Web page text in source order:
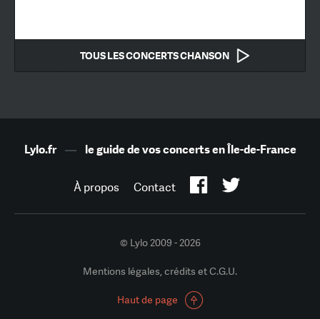
TOUS LES CONCERTS CHANSON
Lylo.fr— le guide de vos concerts en Île-de-France
À propos Contact
© Lylo 2009 - 2026
Mentions légales, crédits et C.G.U.
Haut de page